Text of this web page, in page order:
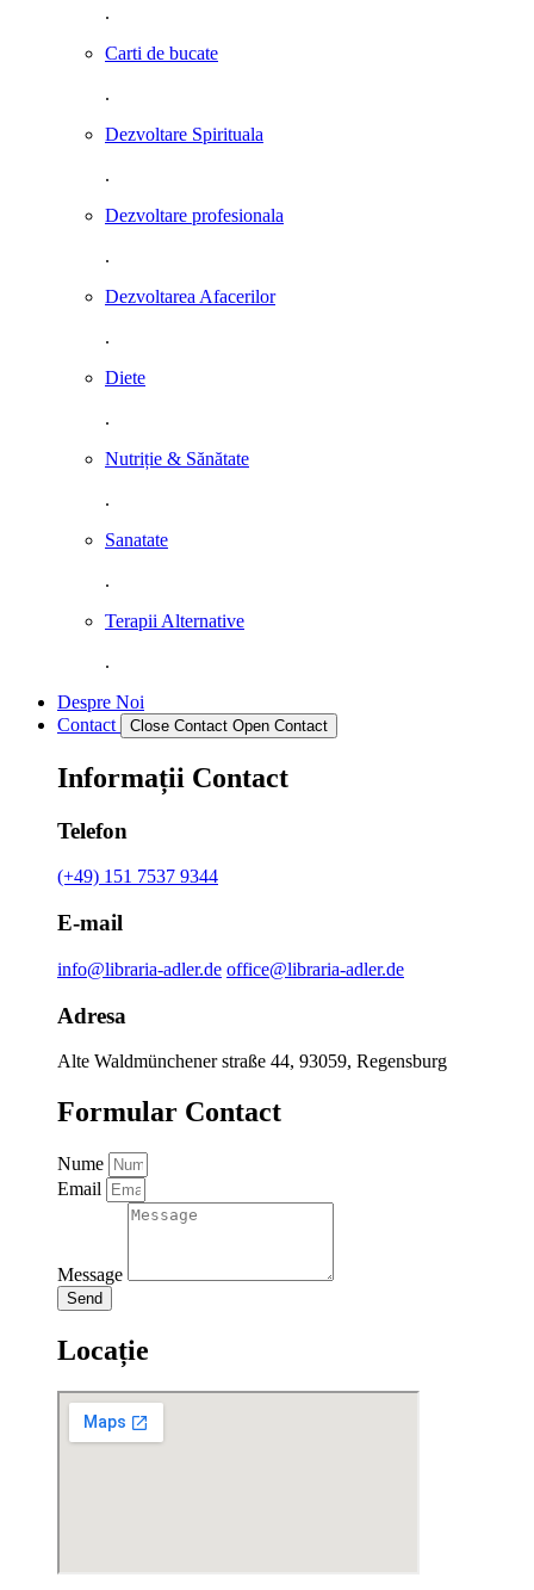
.
Carti de bucate
.
Dezvoltare Spirituala
.
Dezvoltare profesionala
.
Dezvoltarea Afacerilor
.
Diete
.
Nutriție & Sănătate
.
Sanatate
.
Terapii Alternative
.
Despre Noi
Contact
Close Contact Open Contact
Informații Contact
Telefon
(+49) 151 7537 9344
E-mail
info@libraria-adler.de office@libraria-adler.de
Adresa
Alte Waldmünchener straße 44, 93059, Regensburg
Formular Contact
Nume
Email
Message
Send
Locație